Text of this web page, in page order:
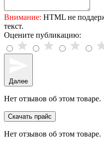
Внимание: HTML не
текст.
Оцените публикацию:
Далее
Нет отзывов об этом товаре.
Скачать прайс
Нет отзывов об этом товаре.